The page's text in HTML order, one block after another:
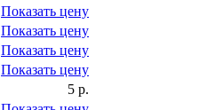
Показать цену
Показать цену
Показать цену
Показать цену
5 р.